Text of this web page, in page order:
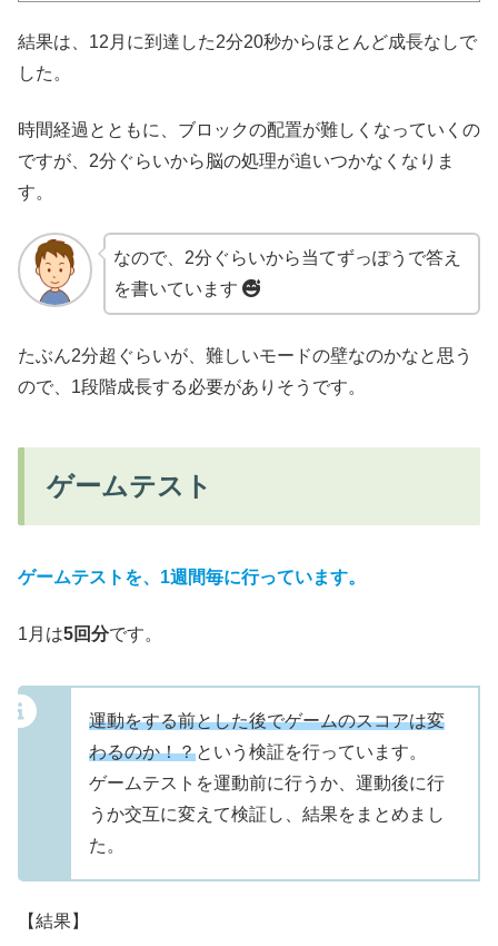
結果は、12月に到達した2分20秒からほとんど成長なしで
した。
時間経過とともに、ブロックの配置が難しくなっていくの
ですが、2分ぐらいから脳の処理が追いつかなくなりま
す。
なので、2分ぐらいから当てずっぽうで答え
を書いています
たぶん2分超ぐらいが、難しいモードの壁なのかなと思う
ので、1段階成長する必要がありそうです。
ゲームテスト
ゲームテストを、1週間毎に行っています。
1月は5回分です。
運動をする前とした後でゲームのスコアは変
わるのか！？という検証を行っています。
ゲームテストを運動前に行うか、運動後に行
うか交互に変えて検証し、結果をまとめまし
た。
【結果】